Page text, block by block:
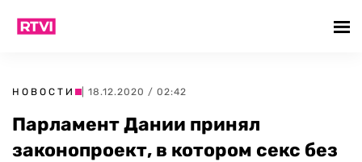
НОВОСТИ | 18.12.2020 / 02:42
Парламент Дании принял
законопроект, в котором секс без